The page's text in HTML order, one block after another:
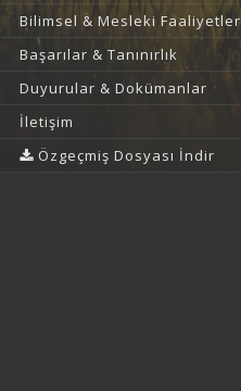
Bilimsel & Mesleki Faaliyetler
Başarılar & Tanınırlık
Duyurular & Dokümanlar
İletişim
Özgeçmiş Dosyası İndir